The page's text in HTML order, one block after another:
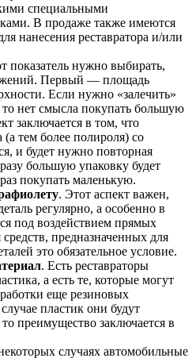
специальными
В продаже также имеются
нанесения реставратора и/или
показатель нужно выбирать,
Первый — площадь
Если нужно «залечить»
нет смысла покупать большую
заключается в том, что
(а тем более полироля) со
и будет нужно повторная
большую упаковку будет
покупать маленькую.
. Этот аспект важен,
регулярно, а особенно в
под воздействием прямых
предназначенных для
это обязательное условие.
. Есть реставраторы
а есть те, которые могут
еще резиновых
пластик они будут
преимущество заключается в
случаях автомобильные